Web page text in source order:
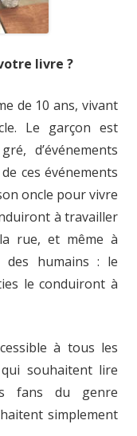
livre ?
de 10 ans, vivant
Le garçon est
d’événements
ces événements
oncle pour vivre
à travailler
rue, et même à
des humains : le
le conduiront à
à tous les
souhaitent lire
fans du genre
simplement